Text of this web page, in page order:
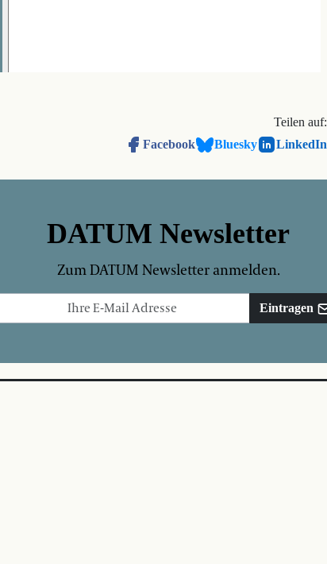
Teilen auf:
Facebook
Bluesky LinkedIn
DATUM Newsletter
Zum DATUM Newsletter anmelden.
Eintragen